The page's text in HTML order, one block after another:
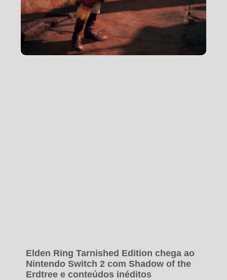
Elden Ring Tarnished Edition chega ao
Nintendo Switch 2 com Shadow of the
Erdtree e conteúdos inéditos